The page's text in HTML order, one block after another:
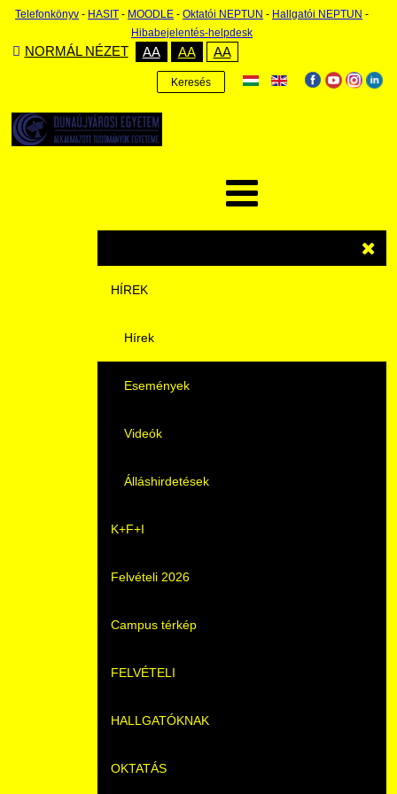
Telefonkönyv - HASIT - MOODLE - Oktatói NEPTUN - Hallgatói NEPTUN -
Hibabejelentés-helpdesk
NORMÁL NÉZET AA AA AA
Keresés
HÍREK
Hírek
Események
Videók
Álláshirdetések
K+F+I
Felvételi 2026
Campus térkép
FELVÉTELI
Pontozási rendszer szabályai
Felvetteknek
HALLGATÓKNAK
Képzéseink
OKTATÁS